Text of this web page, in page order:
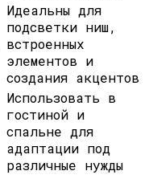
Идеальны для
подсветки ниш,
встроенных
элементов и
создания акцентов
Использовать в
гостиной и
спальне для
адаптации под
различные нужды